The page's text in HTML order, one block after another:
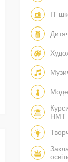
IT
НМТ